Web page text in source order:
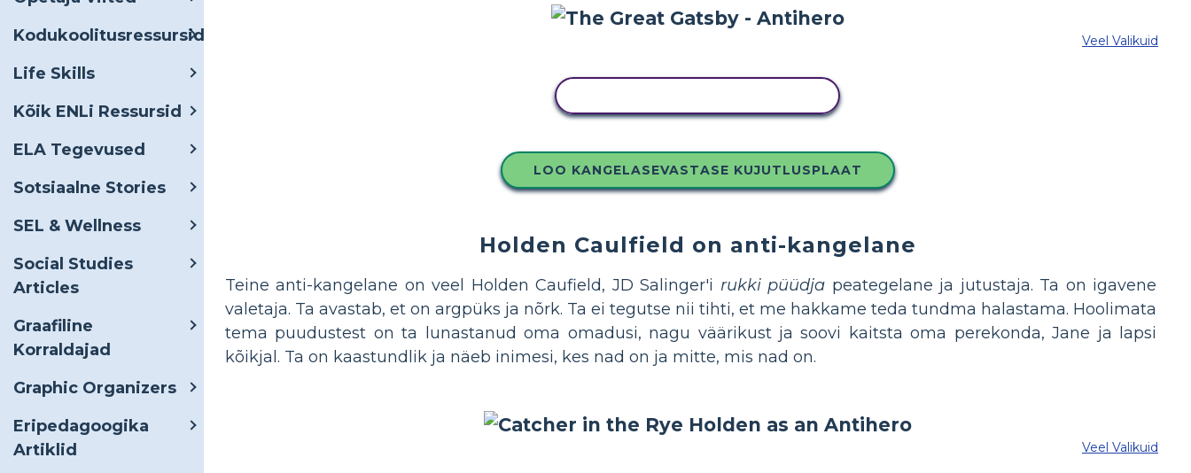
Kodukoolitusressursid
Life Skills
Kõik ENLi Ressursid
ELA Tegevused
Sotsiaalne Stories
SEL & Wellness
Social Studies
Articles
Graafiline
Korraldajad
Graphic Organizers
Eripedagoogika
Artiklid
Veel Valikuid
LOO KANGELASEVASTASE KUJUTLUSPLAAT
Holden Caulfield on anti-kangelane
Teine anti-kangelane on veel Holden Caufield, JD Salinger'i rukki püüdja peategelane ja jutustaja. Ta on igavene
valetaja. Ta avastab, et on argpüks ja nõrk. Ta ei tegutse nii tihti, et me hakkame teda tundma halastama. Hoolimata
tema puudustest on ta lunastanud oma omadusi, nagu väärikust ja soovi kaitsta oma perekonda, Jane ja lapsi
kõikjal. Ta on kaastundlik ja näeb inimesi, kes nad on ja mitte, mis nad on.
Veel Valikuid